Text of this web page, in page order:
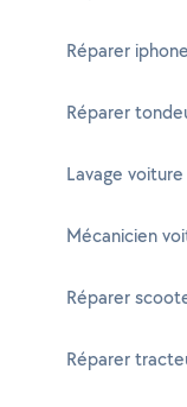
Réparer
Réparer
Lavage
Mécanicien
Réparer
Réparer